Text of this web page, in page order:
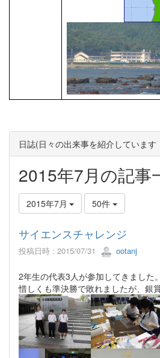
日誌(日々の出来事を紹介しています
2015年7月の記事
2015年7月 50件
サイエンスチャレンジ
投稿日時 : 2015/07/31 ootanj
2年生の代表3人が参加してきました。
惜しくも準決勝で敗れましたが、銀